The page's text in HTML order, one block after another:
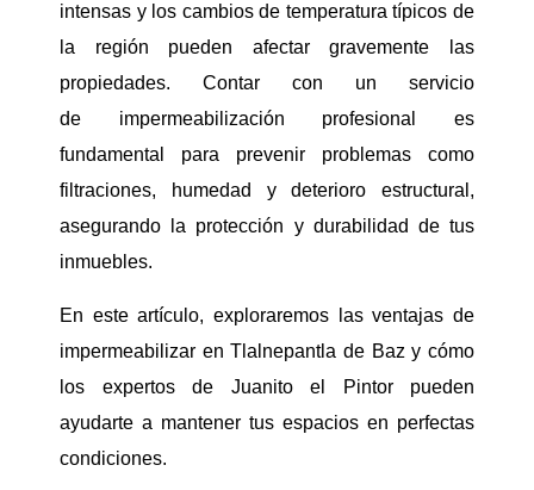
intensas y los cambios de temperatura típicos de
la región pueden afectar gravemente las
propiedades. Contar con un servicio
de impermeabilización profesional es
fundamental para prevenir problemas como
filtraciones, humedad y deterioro estructural,
asegurando la protección y durabilidad de tus
inmuebles.
En este artículo, exploraremos las ventajas de
impermeabilizar en Tlalnepantla de Baz y cómo
los expertos de Juanito el Pintor pueden
ayudarte a mantener tus espacios en perfectas
condiciones.